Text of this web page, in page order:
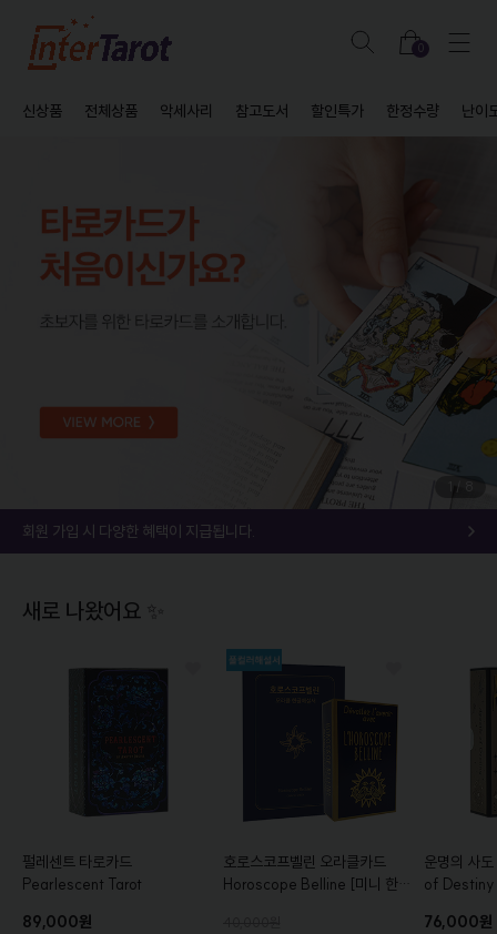
0
신상품 전체상품 악세사리 참고도서 할인특가 한정수량 난이
/ 8
회원 가입 시 다양한 혜택이 지급됩니다.
새로 나왔어요 ✨
펄레센트 타로카드
Pearlescent Tarot
89,000원
호로스코프벨린 오라클카드
Horoscope Belline [미니 한글
운명의 사
of Destiny
76,000원